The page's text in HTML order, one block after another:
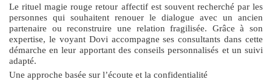
Lerituel magie rouge retour affectifest souvent recherché par les
personnes qui souhaitent renouer le dialogue avec un ancien
partenaire ou reconstruire une relation fragilisée. Grâce à son
expertise, le voyant Dovi accompagne ses consultants dans cette
démarche en leur apportant des conseils personnalisés et un suivi
adapté.
Une approche basée sur l’écoute et la confidentialité